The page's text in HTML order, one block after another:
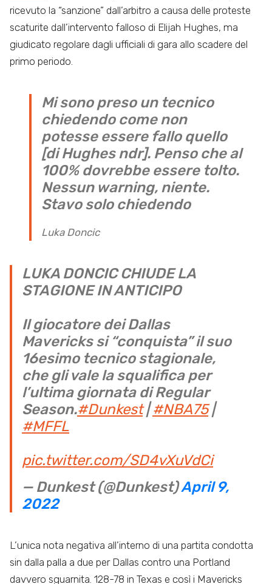
ricevuto la “sanzione” dall’arbitro a causa delle proteste
scaturite dall’intervento falloso di Elijah Hughes, ma
giudicato regolare dagli ufficiali di gara allo scadere del
primo periodo.
Mi sono preso un tecnico
chiedendo come non
potesse essere fallo quello
[di Hughes ndr]. Penso che al
100% dovrebbe essere tolto.
Nessun warning, niente.
Stavo solo chiedendo
Luka Doncic
LUKA DONCIC CHIUDE LA
STAGIONE IN ANTICIPO
Il giocatore dei Dallas
Mavericks si “conquista” il suo
16esimo tecnico stagionale,
che gli vale la squalifica per
l’ultima giornata di Regular
Season.#Dunkest|#NBA75|
#MFFL
pic.twitter.com/SD4vXuVdCi
— Dunkest (@Dunkest)April 9,
2022
L’unica nota negativa all’interno di una partita condotta
sin dalla palla a due per Dallas contro una Portland
davvero sguarnita. 128-78 in Texas e così i Mavericks